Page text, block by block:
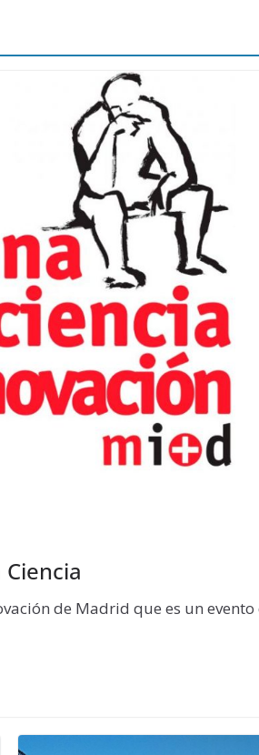
de Madrid que es un evento